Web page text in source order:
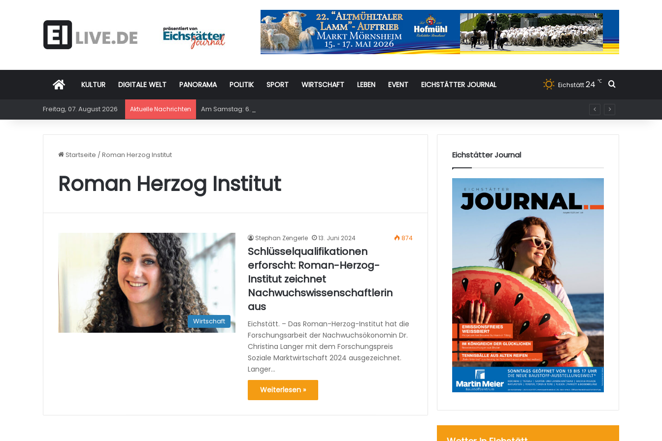
Startseite
KULTUR DIGITALE WELT PANORAMA POLITIK SPORT WIRTSCHAFT LEBEN EVENT EICHSTÄTTER JOURNAL Eichstätt24 ℃ Suchen
Freitag, 07. August 2026 Aktuelle Nachrichten Am Samstag: 6. Eichstätter Kinder- und Jugendtag – für ganze Familie
Startseite /Roman Herzog Institut
Roman Herzog Institut
Wirtschaft
Stephan Zengerle 13. Juni 2024 874
Schlüsselqualifikationen
erforscht: Roman-Herzog-
Institut zeichnet
Nachwuchswissenschaftlerin
aus
Eichstätt. – Das Roman-Herzog-Institut hat die
Forschungsarbeit der Nachwuchsökonomin Dr.
Christina Langer mit dem Forschungspreis
Soziale Marktwirtschaft 2024 ausgezeichnet.
Langer…
Weiterlesen »
Eichstätter Journal